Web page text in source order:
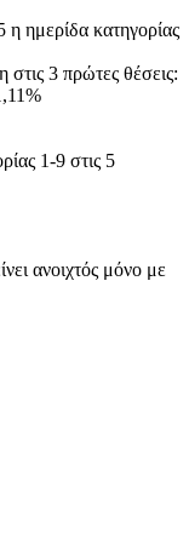
ημερίδα κατηγορίας
3 πρώτες θέσεις:
1-9 στις 5
ανοιχτός μόνο με